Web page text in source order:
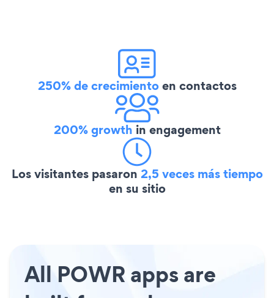
250% de crecimientoen contactos
200% growth in engagement
Los visitantes pasaron 2,5 veces más tiempo
en su sitio
All POWR apps are